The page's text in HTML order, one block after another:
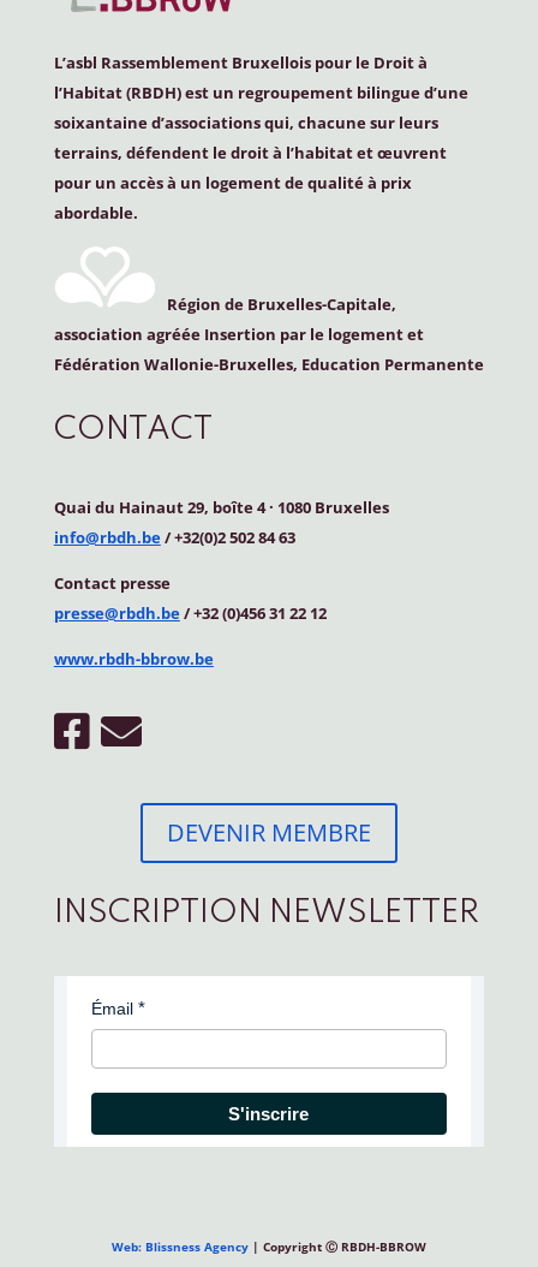
L’asbl Rassemblement Bruxellois pour le Droit à
l’Habitat (RBDH) est un regroupement bilingue d’une
soixantaine d’associations qui, chacune sur leurs
terrains, défendent le droit à l’habitat et œuvrent
pour un accès à un logement de qualité à prix
abordable.
Région de Bruxelles-Capitale,
association agréée Insertion par le logement et
Fédération Wallonie-Bruxelles, Education Permanente
CONTACT
Quai du Hainaut 29, boîte 4· 1080 Bruxelles
info@rbdh.be/ +32(0)2 502 84 63
Contact presse
presse@rbdh.be/ +32 (0)456 31 22 12
www.rbdh-bbrow.be
DEVENIR MEMBRE
INSCRIPTION NEWSLETTER
Émail
S'inscrire
Web: Blissness Agency| Copyright Ⓒ RBDH-BBROW